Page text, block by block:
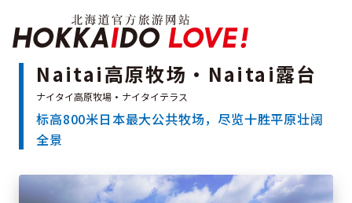
特辑
旅游景点
温泉
推荐行程
区域指南
美食
Naitai高原牧场・Naitai露台
标高800米日本最大公共牧场，尽览十胜平原壮阔
全景